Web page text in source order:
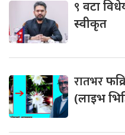
९ वटा
स्वीकृत
रातभर
(लाइभ